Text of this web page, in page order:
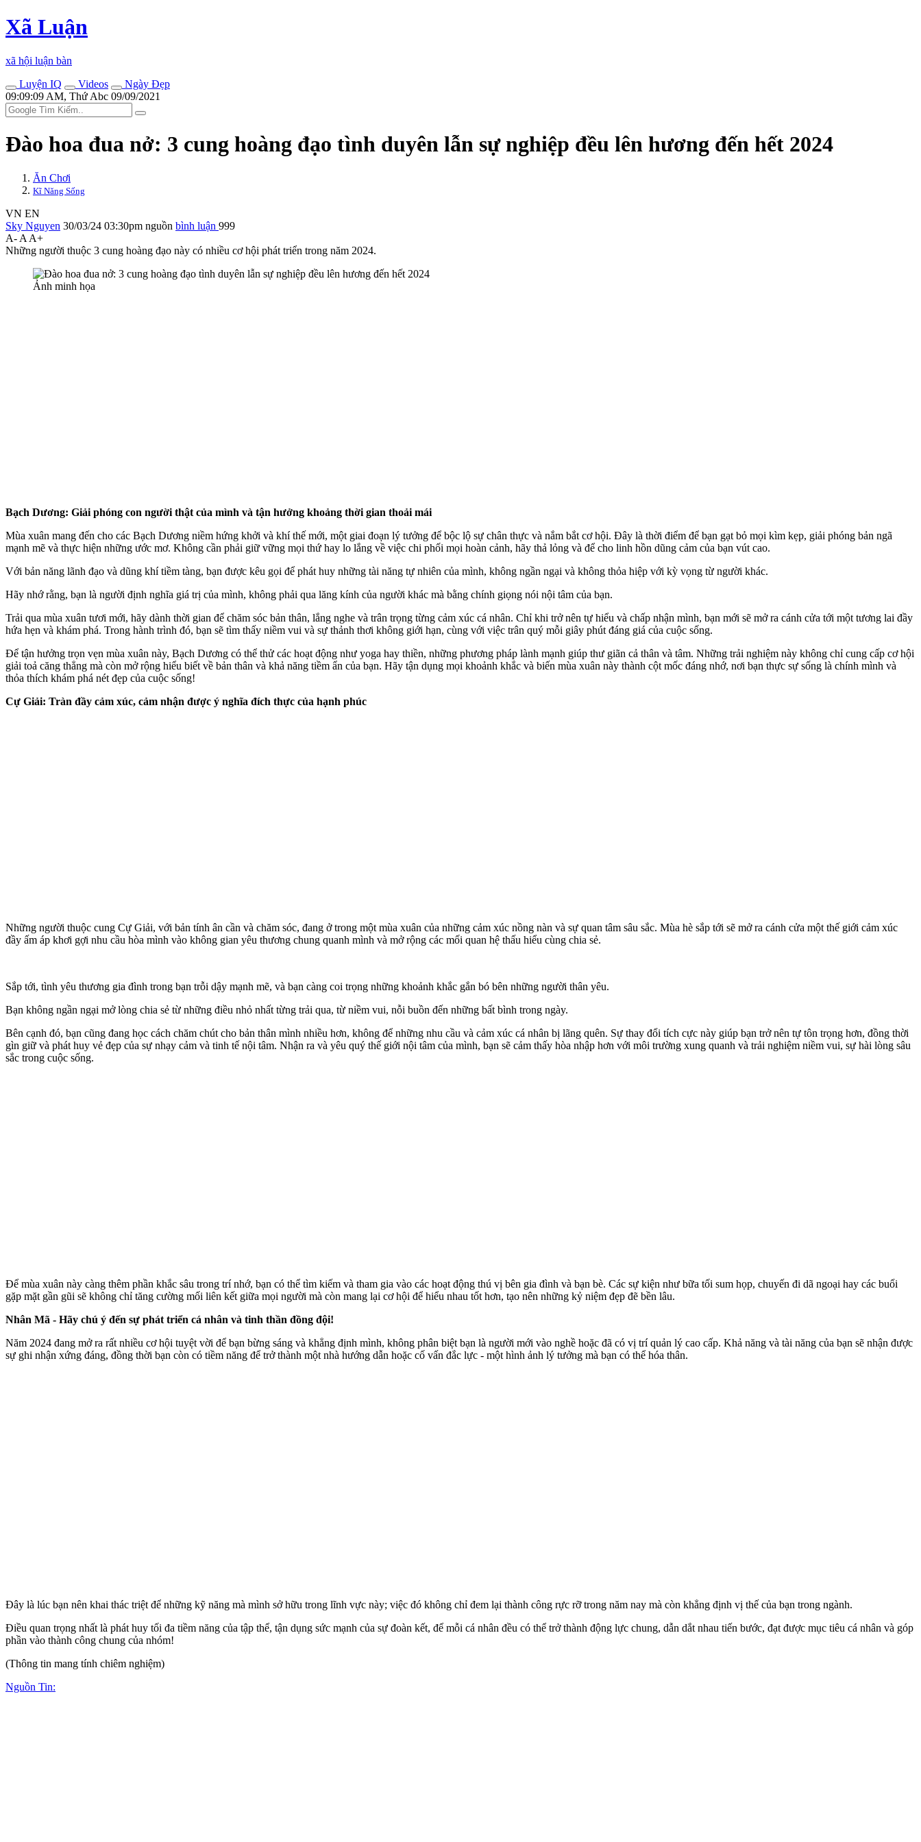
Xã Luận
xã hội luận bàn
Luyện IQ
Videos
Ngày Đẹp
09:09:09 AM, Thứ Abc 09/09/2021
Đào hoa đua nở: 3 cung hoàng đạo tình duyên lẫn sự nghiệp đều lên hương đến hết 2024
Ăn Chơi
Kĩ Năng Sống
VN EN
Sky Nguyen 30/03/24 03:30pm nguồn bình luận 999
A- A A+
Những người thuộc 3 cung hoàng đạo này có nhiều cơ hội phát triển trong năm 2024.
Ảnh minh họa
Bạch Dương: Giải phóng con người thật của mình và tận hưởng khoảng thời gian thoải mái
Mùa xuân mang đến cho các Bạch Dương niềm hứng khởi và khí thế mới, một giai đoạn lý tưởng để bộc lộ sự chân thực và nắm bắt cơ hội. Đây là thời điểm để bạn gạt bỏ mọi kìm kẹp, giải phóng bản ngã
mạnh mẽ và thực hiện những ước mơ. Không cần phải giữ vững mọi thứ hay lo lắng về việc chi phối mọi hoàn cảnh, hãy thả lỏng và để cho linh hồn dũng cảm của bạn vút cao.
Với bản năng lãnh đạo và dũng khí tiềm tàng, bạn được kêu gọi để phát huy những tài năng tự nhiên của mình, không ngần ngại và không thỏa hiệp với kỳ vọng từ người khác.
Hãy nhớ rằng, bạn là người định nghĩa giá trị của mình, không phải qua lăng kính của người khác mà bằng chính giọng nói nội tâm của bạn.
Trải qua mùa xuân tươi mới, hãy dành thời gian để chăm sóc bản thân, lắng nghe và trân trọng từng cảm xúc cá nhân. Chỉ khi trở nên tự hiểu và chấp nhận mình, bạn mới sẽ mở ra cánh cửa tới một tương lai đầy
hứa hẹn và khám phá. Trong hành trình đó, bạn sẽ tìm thấy niềm vui và sự thảnh thơi không giới hạn, cùng với việc trân quý mỗi giây phút đáng giá của cuộc sống.
Để tận hưởng trọn vẹn mùa xuân này, Bạch Dương có thể thử các hoạt động như yoga hay thiền, những phương pháp lành mạnh giúp thư giãn cả thân và tâm. Những trải nghiệm này không chỉ cung cấp cơ hội
giải toả căng thẳng mà còn mở rộng hiểu biết về bản thân và khả năng tiềm ẩn của bạn. Hãy tận dụng mọi khoảnh khắc và biến mùa xuân này thành cột mốc đáng nhớ, nơi bạn thực sự sống là chính mình và
thỏa thích khám phá nét đẹp của cuộc sống!
Cự Giải: Tràn đầy cảm xúc, cảm nhận được ý nghĩa đích thực của hạnh phúc
Những người thuộc cung Cự Giải, với bản tính ân cần và chăm sóc, đang ở trong một mùa xuân của những cảm xúc nồng nàn và sự quan tâm sâu sắc. Mùa hè sắp tới sẽ mở ra cánh cửa một thế giới cảm xúc
đầy ấm áp khơi gợi nhu cầu hòa mình vào không gian yêu thương chung quanh mình và mở rộng các mối quan hệ thấu hiểu cùng chia sẻ.
Sắp tới, tình yêu thương gia đình trong bạn trỗi dậy mạnh mẽ, và bạn càng coi trọng những khoảnh khắc gắn bó bên những người thân yêu.
Bạn không ngần ngại mở lòng chia sẻ từ những điều nhỏ nhất từng trải qua, từ niềm vui, nỗi buồn đến những bất bình trong ngày.
Bên cạnh đó, bạn cũng đang học cách chăm chút cho bản thân mình nhiều hơn, không để những nhu cầu và cảm xúc cá nhân bị lãng quên. Sự thay đổi tích cực này giúp bạn trở nên tự tôn trọng hơn, đồng thời
gìn giữ và phát huy vẻ đẹp của sự nhạ‌y cả‌m và tinh tế nội tâm. Nhận ra và yêu quý thế giới nội tâm của mình, bạn sẽ cảm thấy hòa nhập hơn với môi trường xung quanh và trải nghiệm niềm vui, sự hài lòng sâu
sắc trong cuộc sống.
Để mùa xuân này càng thêm phần khắc sâu trong trí nhớ, bạn có thể tìm kiếm và tham gia vào các hoạt động thú vị bên gia đình và bạn bè. Các sự kiện như bữa tối sum họp, chuyến đi dã ngoại hay các buổi
gặp mặt gần gũi sẽ không chỉ tăng cường mối liên kết giữa mọi người mà còn mang lại cơ hội để hiểu nhau tốt hơn, tạo nên những kỷ niệm đẹp đẽ bền lâu.
Nhân Mã - Hãy chú ý đến sự phát triển cá nhân và tinh thần đồng đội!
Năm 2024 đang mở ra rất nhiều cơ hội tuyệt vời để bạn bừng sáng và khẳng định mình, không phân biệt bạn là người mới vào nghề hoặc đã có vị trí quản lý cao cấp. Khả năng và tài năng của bạn sẽ nhận được
sự ghi nhận xứng đáng, đồng thời bạn còn có tiềm năng để trở thành một nhà hướng dẫn hoặc cố vấn đắc lực - một hình ảnh lý tưởng mà bạn có thể hóa thân.
Đây là lúc bạn nên khai thác triệt để những kỹ năng mà mình sở hữu trong lĩnh vực này; việc đó không chỉ đem lại thành công rực rỡ trong năm nay mà còn khẳng định vị thế của bạn trong ngành.
Điều quan trọng nhất là phát huy tối đa tiềm năng của tập thể, tận dụng sức mạnh của sự đoàn kết, để mỗi cá nhân đều có thể trở thành động lực chung, dẫn dắt nhau tiến bước, đạt được mục tiêu cá nhân và góp
phần vào thành công chung của nhóm!
(Thông tin mang tính chiêm nghiệm)
Nguồn Tin: